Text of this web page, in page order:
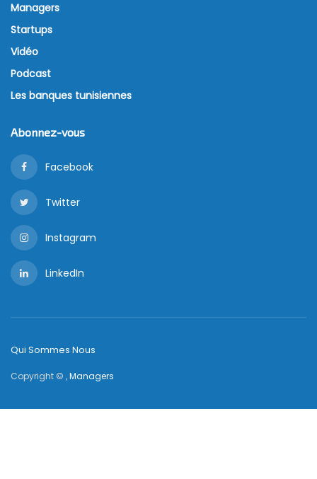
Managers
Startups
Vidéo
Podcast
Les banques tunisiennes
Abonnez-vous
Facebook
Twitter
Instagram
LinkedIn
Qui Sommes Nous
Copyright © ,Managers